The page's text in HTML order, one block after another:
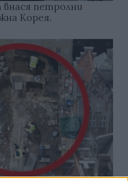
внася петролни
Корея.